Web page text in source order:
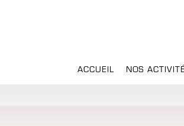
ACCUEIL NOS